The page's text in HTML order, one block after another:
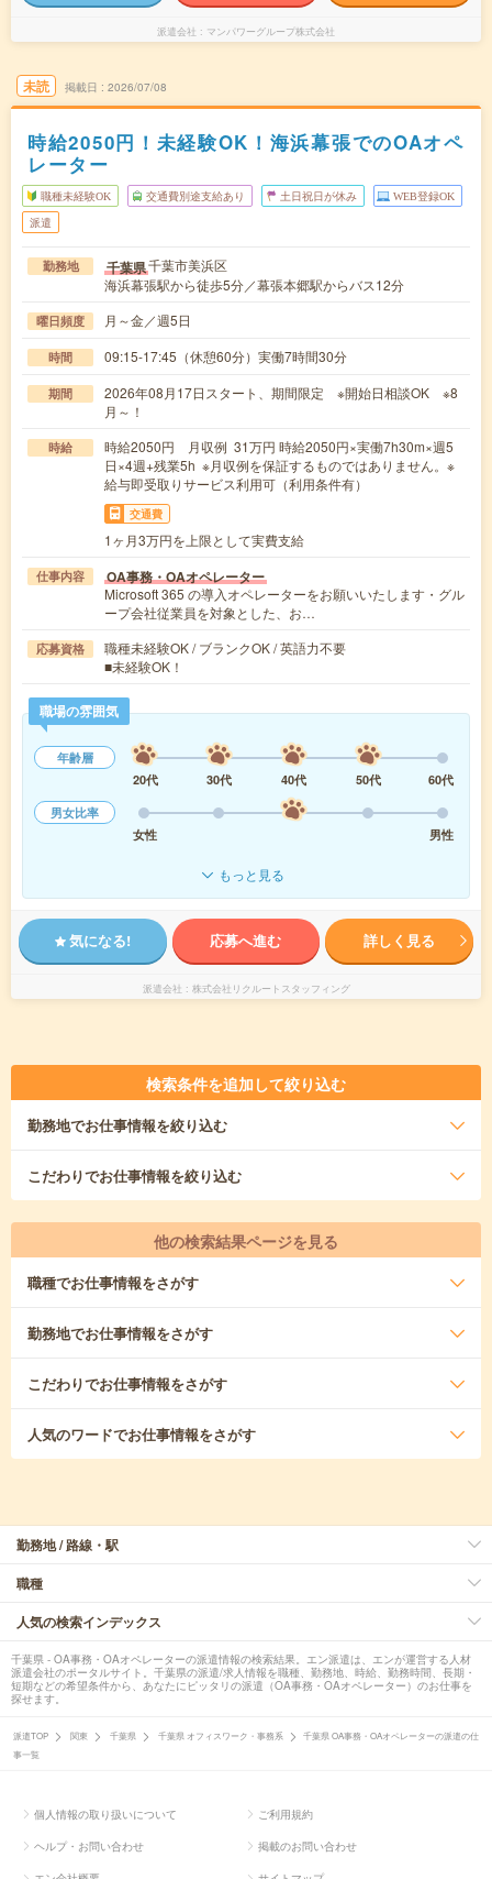
派遣会社 マンパワーグループ株式会社
未読 掲載日 2026/07/08
時給2050円！未経験OK！海浜幕張でのOAオペ
レーター
職種未経験OK 交通費別途支給あり 土日祝日が休み WEB登録OK
派遣
勤務地 千葉県千葉市美浜区
海浜幕張駅から徒歩5分／幕張本郷駅からバス12分
曜日頻度 月～金／週5日
時間 09:15-17:45（休憩60分）実働7時間30分
期間
2026年08月17日スタート、期間限定 ※開始日相談OK ※8
月～！
時給
時給2050円 月収例 31万円 時給2050円×実働7h30m×週5
日×4週+残業5h ※月収例を保証するものではありません。※
給与即受取りサービス利用可（利用条件有）
交通費
1ヶ月3万円を上限として実費支給
仕事内容 OA事務・OAオペレーター
Microsoft 365 の導入オペレーターをお願いいたします・グル
ープ会社従業員を対象とした、お…
応募資格
職種未経験OK / ブランクOK / 英語力不要
■未経験OK！
職場の雰囲気
年齢層
20代
30代 40代 50代
60代
男女比率
女性
男性
もっと見る
気になる! 応募へ進む 詳しく見る
派遣会社 株式会社リクルートスタッフィング
検索条件を追加して絞り込む
勤務地でお仕事情報を絞り込む
こだわりでお仕事情報を絞り込む
他の検索結果ページを見る
職種でお仕事情報をさがす
勤務地でお仕事情報をさがす
こだわりでお仕事情報をさがす
人気のワードでお仕事情報をさがす
勤務地 / 路線・駅
職種
人気の検索インデックス
千葉県 - OA事務・OAオペレーターの派遣情報の検索結果。エン派遣は、エンが運営する人材
派遣会社のポータルサイト。千葉県の派遣/求人情報を職種、勤務地、時給、勤務時間、長期・
短期などの希望条件から、あなたにピッタリの派遣（OA事務・OAオペレーター）のお仕事を
探せます。
派遣TOP 関東 千葉県 千葉県 オフィスワーク・事務系
千葉県 OA事務・OAオペレーターの派遣の仕
事一覧
個人情報の取り扱いについて ご利用規約
ヘルプ・お問い合わせ 掲載のお問い合わせ